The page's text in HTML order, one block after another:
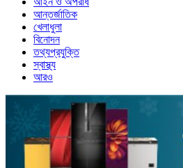
আন্তর্জাতিক
খেলাধুলা
বিনোদন
তথ্যপ্রযুক্তি
স্বাস্থ্য
আরও